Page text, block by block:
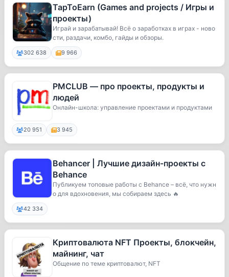
TapToEarn (Games and projects / Игры и
проекты)
Играй и зарабатывай! Всё о заработках в играх - ново
сти, раздачи, комбо, гайды и обзоры.
302 638 9 966
PMCLUB — про проекты, продукты и
людей
Онлайн-школа: управление проектами и продуктами
20 951 3 945
Behancer | Лучшие дизайн-проекты с
Behance
Публикуем топовые работы с Behance – всё, что нужн
о для вдохновения, мы собираем здесь 🔥
42 334
Криптовалюта NFT Проекты, блокчейн,
майнинг, чат
Общение по теме криптовалют, NFT